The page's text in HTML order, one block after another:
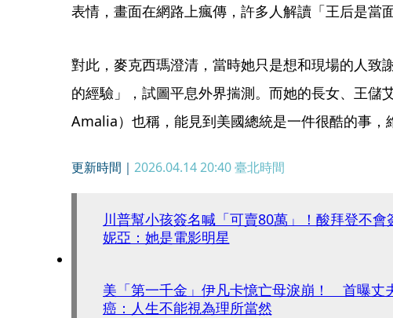
表情，畫面在網路上瘋傳，許多人解讀「王后是當
對此，麥克西瑪澄清，當時她只是想和現場的人致
的經驗」，試圖平息外界揣測。而她的長女、王儲
Amalia）也稱，能見到美國總統是一件很酷的事，
更新時間｜ 2026.04.14 20:40臺北時間
川普幫小孩簽名喊「可賣80萬」！酸拜登不
妮亞：她是電影明星
美「第一千金」伊凡卡憶亡母淚崩！ 首曝丈
癌：人生不能視為理所當然